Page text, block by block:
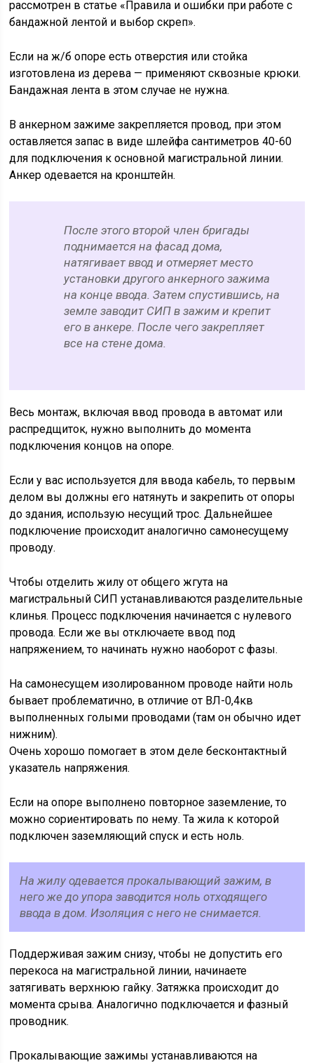
рассмотрен в статье «Правила и ошибки при работе с
бандажной лентой и выбор скреп».
Если на ж/б опоре есть отверстия или стойка
изготовлена из дерева — применяют сквозные крюки.
Бандажная лента в этом случае не нужна.
В анкерном зажиме закрепляется провод, при этом
оставляется запас в виде шлейфа сантиметров 40-60
для подключения к основной магистральной линии.
Анкер одевается на кронштейн.
После этого второй член бригады
поднимается на фасад дома,
натягивает ввод и отмеряет место
установки другого анкерного зажима
на конце ввода. Затем спустившись, на
земле заводит СИП в зажим и крепит
его в анкере. После чего закрепляет
все на стене дома.
Весь монтаж, включая ввод провода в автомат или
распредщиток, нужно выполнить до момента
подключения концов на опоре.
Если у вас используется для ввода кабель, то первым
делом вы должны его натянуть и закрепить от опоры
до здания, использую несущий трос. Дальнейшее
подключение происходит аналогично самонесущему
проводу.
Чтобы отделить жилу от общего жгута на
магистральный СИП устанавливаются разделительные
клинья. Процесс подключения начинается с нулевого
провода. Если же вы отключаете ввод под
напряжением, то начинать нужно наоборот с фазы.
На самонесущем изолированном проводе найти ноль
бывает проблематично, в отличие от ВЛ-0,4кв
выполненных голыми проводами (там он обычно идет
нижним).
Очень хорошо помогает в этом деле бесконтактный
указатель напряжения.
Если на опоре выполнено повторное заземление, то
можно сориентировать по нему. Та жила к которой
подключен заземляющий спуск и есть ноль.
На жилу одевается прокалывающий зажим, в
него же до упора заводится ноль отходящего
ввода в дом. Изоляция с него не снимается.
Поддерживая зажим снизу, чтобы не допустить его
перекоса на магистральной линии, начинаете
затягивать верхнюю гайку. Затяжка происходит до
момента срыва. Аналогично подключается и фазный
проводник.
Прокалывающие зажимы устанавливаются на